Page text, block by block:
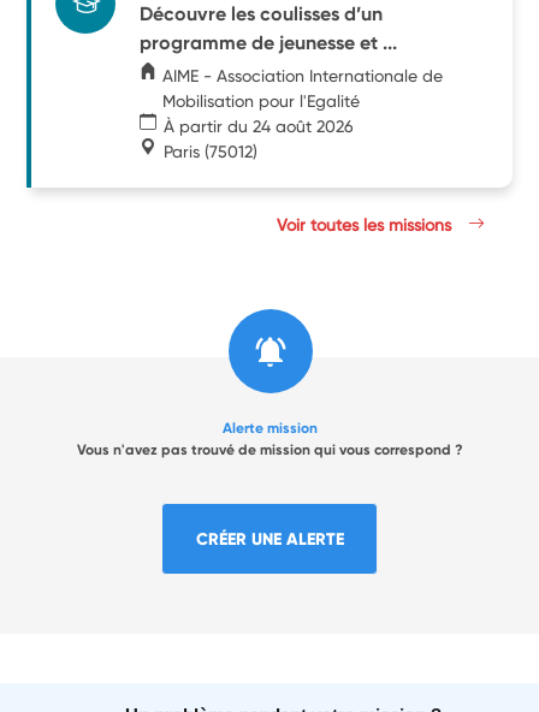
Découvre les coulisses d’un
programme de jeunesse et ...
AIME - Association Internationale de
Mobilisation pour l'Egalité
À partir du 24 août 2026
Paris (75012)
Voir toutes les missions
Alerte mission
Vous n'avez pas trouvé de mission qui vous correspond ?
CRÉER UNE ALERTE